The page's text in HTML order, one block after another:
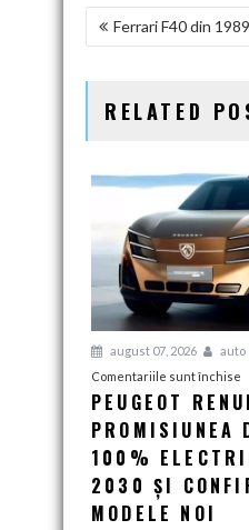
NAVIGARE
ARTICOLE
Ferrari F40 din
RELATED
august 07, 2026
auto
Comentariile sunt închise
la
PEUGEOT
PROMISIUNEA
100%
2030 ȘI
MODELE NOI